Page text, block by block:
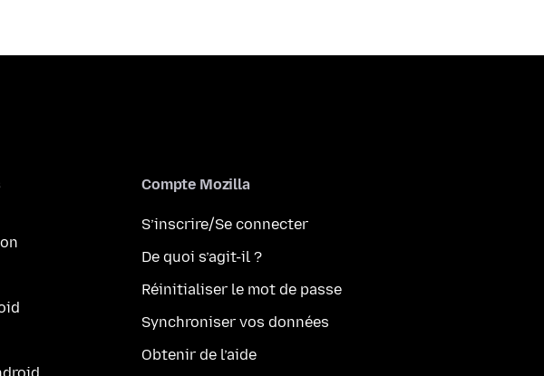
Compte Mozilla
S’inscrire/Se connecter
De quoi s’agit-il ?
Réinitialiser le mot de passe
Synchroniser vos données
Obtenir de l’aide